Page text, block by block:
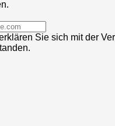
Sie sich mit der